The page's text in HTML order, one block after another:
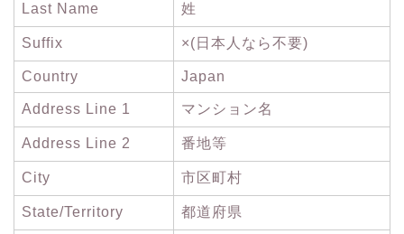
Last Name 姓
Suffix ×(日本人なら不要)
Country Japan
Address Line 1 マンション名
Address Line 2 番地等
City 市区町村
State/Territory 都道府県